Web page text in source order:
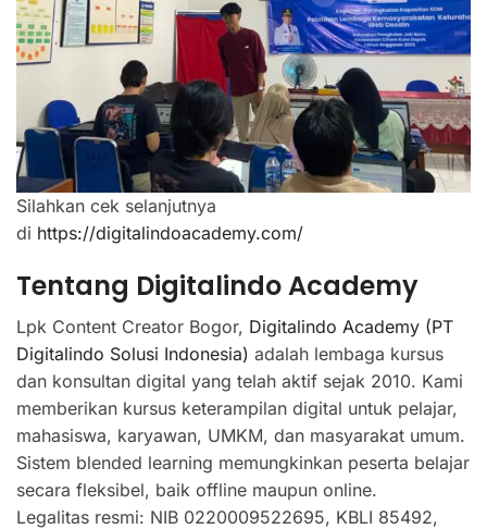
Silahkan cek selanjutnya
di https://digitalindoacademy.com/
Tentang Digitalindo Academy
Lpk Content Creator Bogor, Digitalindo Academy (PT
Digitalindo Solusi Indonesia) adalah lembaga kursus
dan konsultan digital yang telah aktif sejak 2010. Kami
memberikan kursus keterampilan digital untuk pelajar,
mahasiswa, karyawan, UMKM, dan masyarakat umum.
Sistem blended learning memungkinkan peserta belajar
secara fleksibel, baik offline maupun online.
Legalitas resmi: NIB 0220009522695, KBLI 85492,